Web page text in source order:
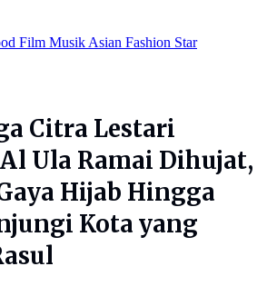
Film Musik Asian Fashion Star
Citra Lestari
Ula Ramai Dihujat,
Hijab Hingga
Kota yang